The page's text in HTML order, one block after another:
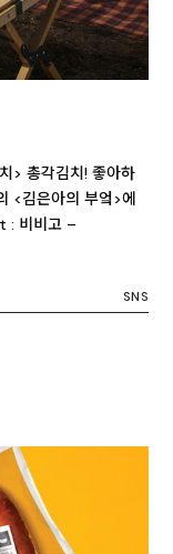
> 총각김치! 좋아하
<김은아의 부엌>에
: 비비고 –
SNS